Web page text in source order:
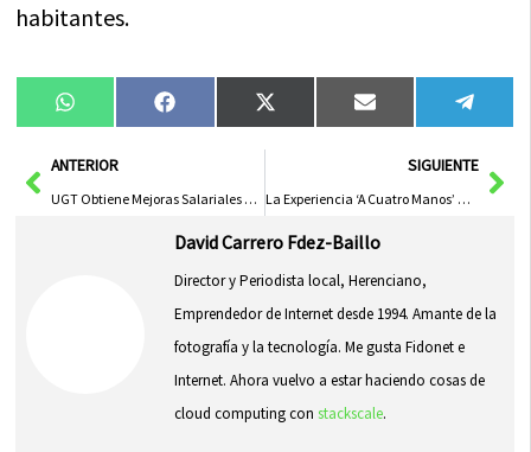
habitantes.
Compartir
en
WhatsAppCompartir
en
FacebookCompartir
en
X
(Twitter)
Compartir
en
Email
en
AntANTERIOR
UGT Obtiene Mejoras Salariales y Laborales para Trabajadores de Limpieza en Central Nuclear de Trillo
SIGUIENTE
La Experiencia ‘A Cuatro Manos’ De Cocineros Conquenses Conquista Paladares en el Extranjero
David Carrero Fdez-Baillo
Director y Periodista local, Herenciano,
Emprendedor de Internet desde 1994. Amante de la
fotografía y la tecnología. Me gusta Fidonet e
Internet. Ahora vuelvo a estar haciendo cosas de
cloud computing con stackscale.